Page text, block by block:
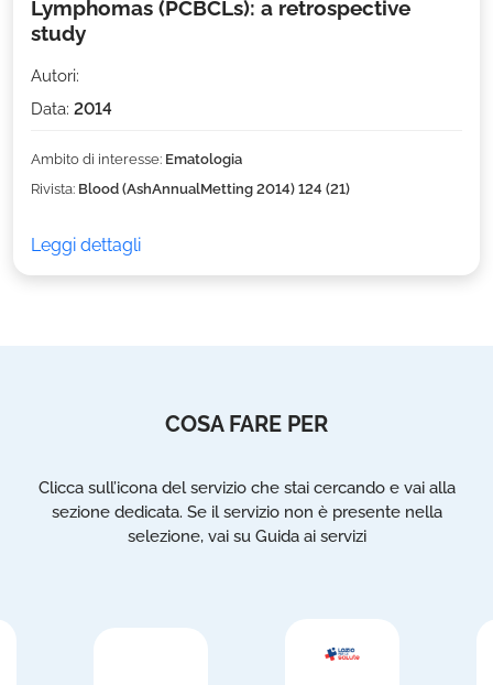
Lymphomas (PCBCLs): a retrospective
study
Autori:
Data: 2014
Ambito di interesse: Ematologia
Rivista: Blood (AshAnnualMetting 2014) 124 (21)
Leggi dettagli
COSA FARE PER
Clicca sull’icona del servizio che stai cercando e vai alla
sezione dedicata. Se il servizio non è presente nella
selezione, vai su Guida ai servizi